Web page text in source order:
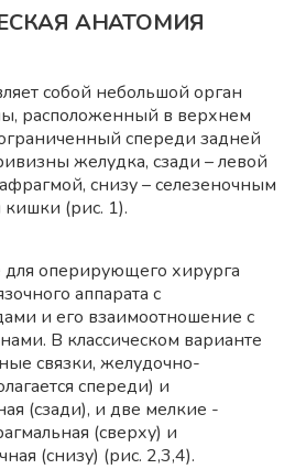
АНАТОМИЯ
собой небольшой орган
расположенный в верхнем
спереди задней
желудка, сзади – левой
снизу – селезеночным
(рис. 1).
оперирующего хирурга
аппарата с
и его взаимоотношение с
В классическом варианте
связки, желудочно-
спереди) и
(сзади), и две мелкие -
(сверху) и
(снизу) (рис. 2,3,4).